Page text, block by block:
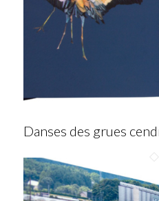
Danses des grues